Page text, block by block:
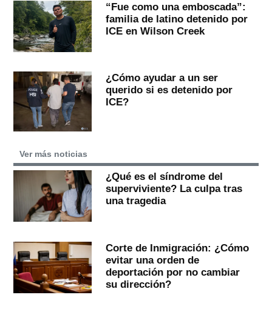
“Fue como una emboscada”:
familia de latino detenido por
ICE en Wilson Creek
¿Cómo ayudar a un ser
querido si es detenido por
ICE?
Ver más noticias
¿Qué es el síndrome del
superviviente? La culpa tras
una tragedia
Corte de Inmigración: ¿Cómo
evitar una orden de
deportación por no cambiar
su dirección?